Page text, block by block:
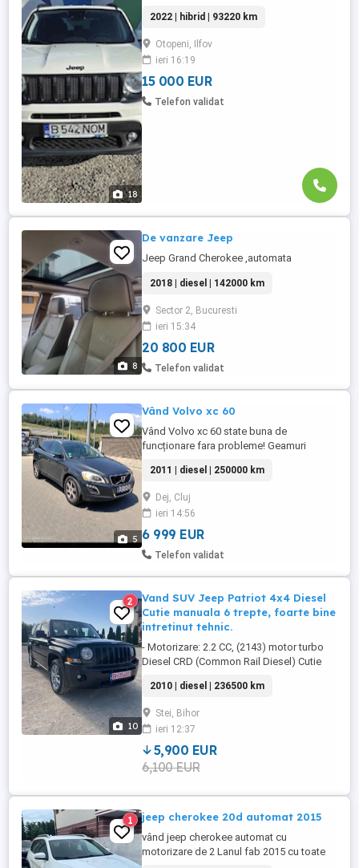
18
Radio Frana parcare electrica Geamuri
electrice fata Geamuri electrice spate
Jante aliaj Keyless go Monitor cu touch
screen Oglinzi exterioare cu reglare
electrica Oglinzi exterioare ...
2022 | hibrid | 93220 km
Otopeni, Ilfov
ieri 16:19
15 000 EUR
Telefon validat
8
De vanzare Jeep
Jeep Grand Cherokee ,automata
2018 | diesel | 142000 km
Sector 2, Bucuresti
ieri 15:34
20 800 EUR
Telefon validat
5
Vând Volvo xc 60
Vând Volvo xc 60 state buna de
funcționare fara probleme! Geamuri
trapa panoramica oglinzi electrice mai
multe informații la Nr de telefon
2011 | diesel | 250000 km
Dej, Cluj
ieri 14:56
6 999 EUR
Telefon validat
10
2
Vand SUV Jeep Patriot 4x4 Diesel
Cutie manuala 6 trepte, foarte bine
intretinut tehnic.
- Motorizare: 2.2 CC, (2143) motor turbo
Diesel CRD (Common Rail Diesel) Cutie
tehnic. ideal pentru conducere sportiva,
stabilitate excelenta. Motorizare
Mercedes, motor similar Vito 120kW 164
CP - Detalii: 5 locuri 5 usi KM la bord:
235.000 Cutie Manuala ...
2010 | diesel | 236500 km
Stei, Bihor
ieri 12:37
5,900 EUR
6,100 EUR
1 jeep cherokee 20d automat 2015
vând jeep cherokee automat cu
motorizare de 2 Lanul fab 2015 cu toate